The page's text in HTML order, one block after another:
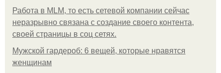
Работа в MLM, то есть сетевой компании сейчас
неразрывно связана с создание своего контента,
своей страницы в соц сетях.
Мужской гардероб: 6 вещей, которые нравятся
женщинам